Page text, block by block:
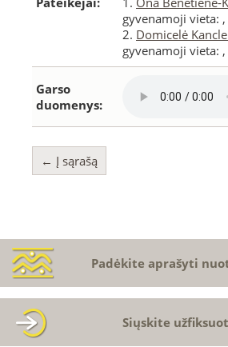
gyvenamoji vieta:
2. Domicelė
gyvenamoji vieta:
Garso
duomenys:
← Į sąrašą
Padėkite aprašyti
Siųskite